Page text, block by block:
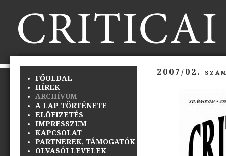
FŐOLDAL
HÍREK
ARCHÍVUM
A LAP TÖRTÉNETE
ELŐFIZETÉS
IMPRESSZUM
KAPCSOLAT
PARTNEREK, TÁMOGATÓK
OLVASÓI LEVELEK
2007/02.